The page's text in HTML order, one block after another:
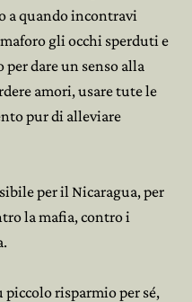
a quando incontravi
gli occhi sperduti e
dare un senso alla
amori, usare tute le
pur di alleviare
per il Nicaragua, per
la mafia, contro i
risparmio per sé,